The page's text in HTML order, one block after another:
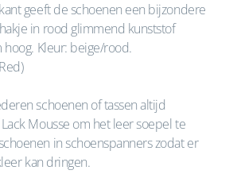
geeft de schoenen een bijzondere
in rood glimmend kunststof
hoog. Kleur: beige/rood.
schoenen of tassen altijd
Mousse om het leer soepel te
in schoenspanners zodat er
kan dringen.